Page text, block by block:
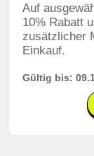
Auf
10% Rabatt
zusätzlicher
Einkauf.
Gültig bis: